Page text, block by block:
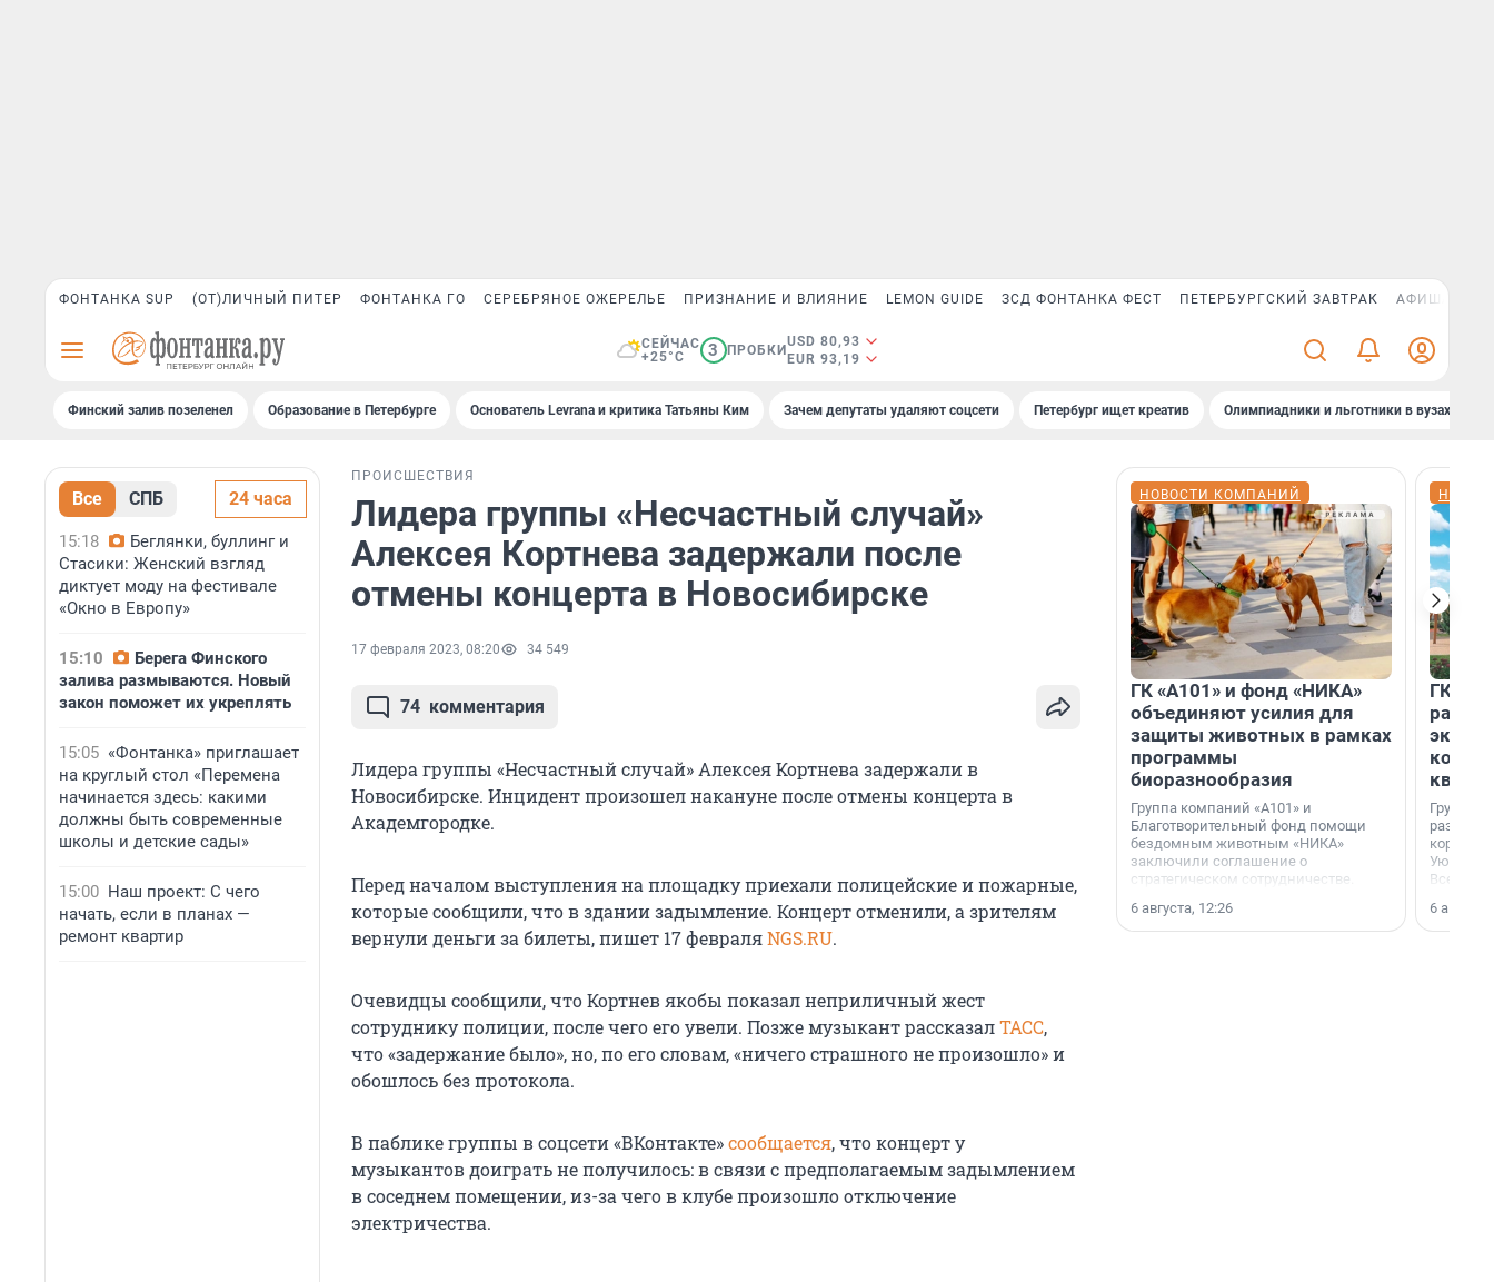
ФОНТАНКА SUP (ОТ)ЛИЧНЫЙ ПИТЕР ФОНТАНКА ГО СЕРЕБРЯНОЕ ОЖЕРЕЛЬЕ ПРИЗНАНИЕ И ВЛИЯНИЕ LEMON GUIDE ЗСД ФОНТАНКА ФЕСТ ПЕТЕРБУРГСКИЙ ЗАВТРАК АФИША PLUS
СЕЙЧАС
+25°C
3 ПРОБКИ
USD 80,93
EUR 93,19
Финский залив позеленел Образование в Петербурге Основатель Levrana и критика Татьяны Ким Зачем депутаты удаляют соцсети Петербург ищет креатив Олимпиадники и льготники в вузах СПб
Все СПБ 24 часа
15:18
Беглянки, буллинг и
Стасики: Женский взгляд
диктует моду на фестивале
«Окно в Европу»
15:10
Берега Финского
залива размываются. Новый
закон поможет их укреплять
15:05 «Фонтанка» приглашает
на круглый стол «Перемена
начинается здесь: какими
должны быть современные
школы и детские сады»
15:00 Наш проект: С чего
начать, если в планах —
ремонт квартир
ПРОИСШЕСТВИЯ
Лидера группы «Несчастный случай»
Алексея Кортнева задержали после
отмены концерта в Новосибирске
17 февраля 2023, 08:20 34 549
74 комментария
Лидера группы «Несчастный случай» Алексея Кортнева задержали в
Новосибирске. Инцидент произошел накануне после отмены концерта в
Академгородке.
Перед началом выступления на площадку приехали полицейские и пожарные,
которые сообщили, что в здании задымление. Концерт отменили, а зрителям
вернули деньги за билеты, пишет 17 февраляNGS.RU.
Очевидцы сообщили, что Кортнев якобы показал неприличный жест
сотруднику полиции, после чего его увели. Позже музыкант рассказалТАСС,
что «задержание было», но, по его словам, «ничего страшного не произошло» и
обошлось без протокола.
В паблике группы в соцсети «ВКонтакте»сообщается, что концерт у
музыкантов доиграть не получилось: в связи с предполагаемым задымлением
в соседнем помещении, из-за чего в клубе произошло отключение
электричества.
НОВОСТИ КОМПАНИЙ
ГК «А101» и фонд «НИКА»
объединяют усилия для
защиты животных в рамках
программы
биоразнообразия
Группа компаний «А101» и
Благотворительный фонд помощи
бездомным животным «НИКА»
заключили соглашение о
стратегическом сотрудничестве.
6 августа, 12:26
ГК
Группа
корпуса
Уютный
6